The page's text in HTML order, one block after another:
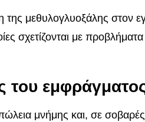
μεθυλογλυοξάλης στον
σχετίζονται με
του
μνήμης και, σε